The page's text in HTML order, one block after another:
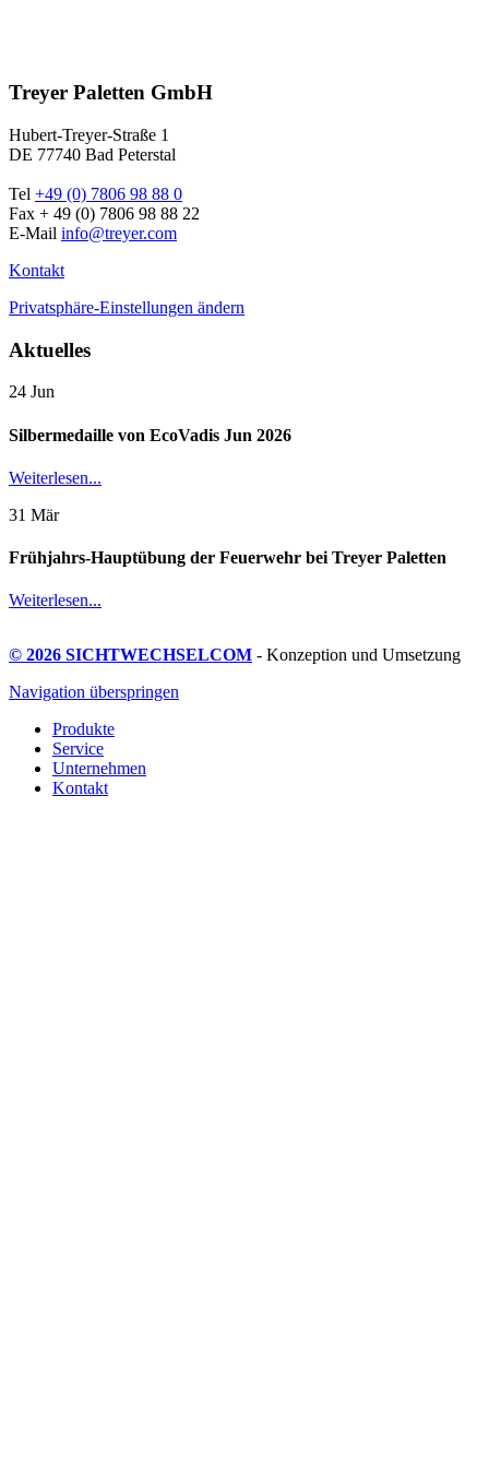
Treyer Paletten GmbH
Hubert-Treyer-Straße 1
DE 77740 Bad Peterstal
Tel +49 (0) 7806 98 88 0
Fax + 49 (0) 7806 98 88 22
E-Mail info@treyer.com
Kontakt
Privatsphäre-Einstellungen ändern
Aktuelles
24 Jun
Silbermedaille von EcoVadis Jun 2026
Weiterlesen...
31 Mär
Frühjahrs-Hauptübung der Feuerwehr bei Treyer Paletten
Weiterlesen...
© 2026 SICHTWECHSELCOM - Konzeption und Umsetzung
Navigation überspringen
Produkte
Service
Unternehmen
Kontakt